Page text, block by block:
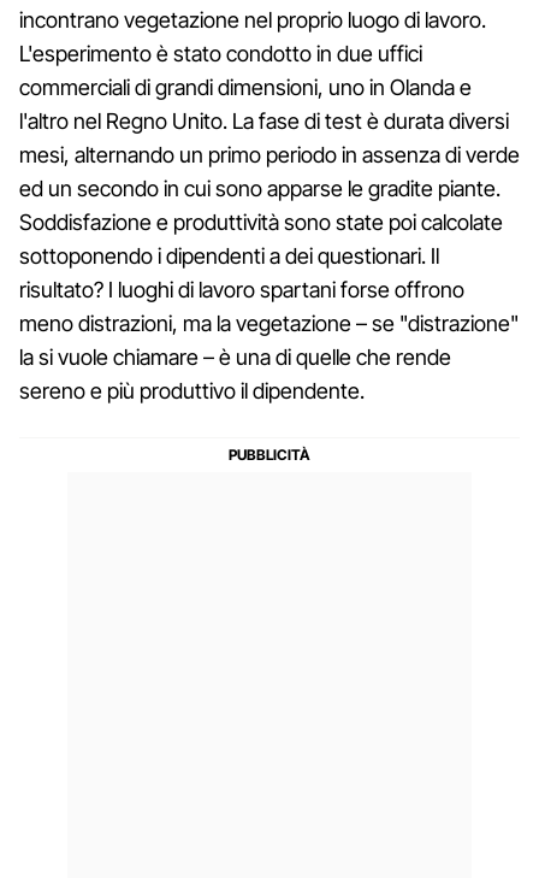
incontrano vegetazione nel proprio luogo di lavoro.
L'esperimento è stato condotto in due uffici
commerciali di grandi dimensioni, uno in Olanda e
l'altro nel Regno Unito. La fase di test è durata diversi
mesi, alternando un primo periodo in assenza di verde
ed un secondo in cui sono apparse le gradite piante.
Soddisfazione e produttività sono state poi calcolate
sottoponendo i dipendenti a dei questionari. Il
risultato? I luoghi di lavoro spartani forse offrono
meno distrazioni, ma la vegetazione – se "distrazione"
la si vuole chiamare – è una di quelle che rende
sereno e più produttivo il dipendente.